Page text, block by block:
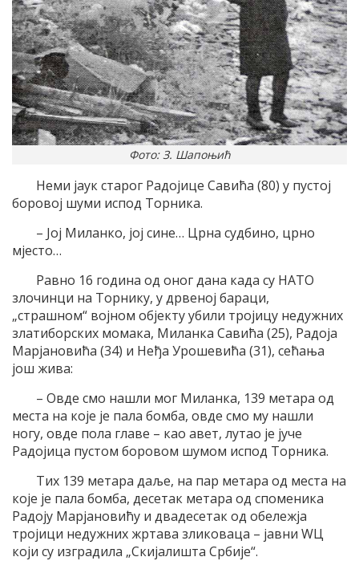
Фото: З. Шапоњић
Неми јаук старог Радојице Савића (80) у пустој
боровој шуми испод Торника.
– Јој Миланко, јој сине… Црна судбино, црно
мјесто…
Равно 16 година од оног дана када су НАТО
злочинци на Торнику, у дрвеној бараци,
„страшном“ војном објекту убили тројицу недужних
златиборских момака, Миланка Савића (25), Радоја
Марјановића (34) и Неђа Урошевића (31), сећања
још жива:
– Овде смо нашли мог Миланка, 139 метара од
места на које је пала бомба, овде смо му нашли
ногу, овде пола главе – као авет, лутао је јуче
Радојица пустом боровом шумом испод Торника.
Тих 139 метара даље, на пар метара од места на
које је пала бомба, десетак метара од споменика
Радоју Марјановићу и двадесетак од обележја
тројици недужних жртава зликоваца – јавни WЦ
који су изградила „Скијалишта Србије“.